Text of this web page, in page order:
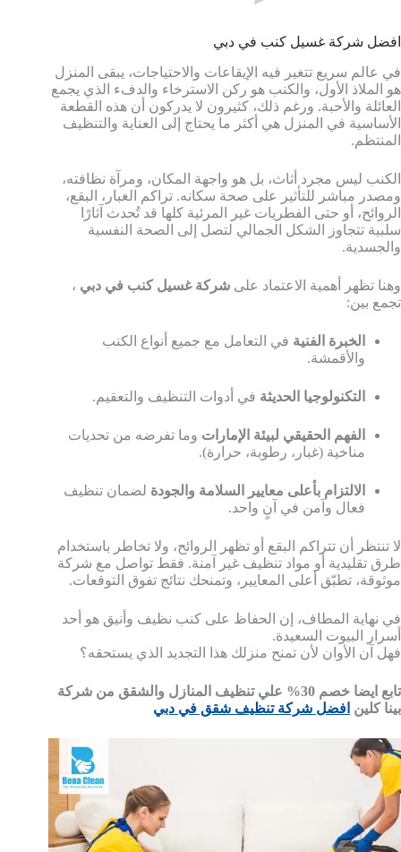
افضل شركة غسيل كنب في دبي
في عالم سريع تتغير فيه الإيقاعات والاحتياجات، يبقى المنزل
هو الملاذ الأول، والكنب هو ركن الاسترخاء والدفء الذي يجمع
العائلة والأحبة. ورغم ذلك، كثيرون لا يدركون أن هذه القطعة
الأساسية في المنزل هي أكثر ما يحتاج إلى العناية والتنظيف
المنتظم.
الكنب ليس مجرد أثاث، بل هو واجهة المكان، ومرآة نظافته،
ومصدر مباشر للتأثير على صحة سكانه. تراكم الغبار، البقع،
الروائح، أو حتى الفطريات غير المرئية كلها قد تُحدث آثارًا
سلبية تتجاوز الشكل الجمالي لتصل إلى الصحة النفسية
والجسدية.
وهنا تظهر أهمية الاعتماد على شركة غسيل كنب في دبي ،
تجمع بين:
الخبرة الفنية في التعامل مع جميع أنواع الكنب
والأقمشة.
التكنولوجيا الحديثة في أدوات التنظيف والتعقيم.
الفهم الحقيقي لبيئة الإمارات وما تفرضه من تحديات
مناخية (غبار، رطوبة، حرارة).
الالتزام بأعلى معايير السلامة والجودة لضمان تنظيف
فعال وآمن في آنٍ واحد.
لا تنتظر أن تتراكم البقع أو تظهر الروائح، ولا تخاطر باستخدام
طرق تقليدية أو مواد تنظيف غير آمنة. فقط تواصل مع شركة
موثوقة، تطبّق أعلى المعايير، وتمنحك نتائج تفوق التوقعات.
في نهاية المطاف، إن الحفاظ على كنب نظيف وأنيق هو أحد
أسرار البيوت السعيدة.
فهل آن الأوان لأن تمنح منزلك هذا التجديد الذي يستحقه؟
تابع ايضا خصم 30% علي تنظيف المنازل والشقق من شركة
بينا كلين افضل شركة تنظيف شقق في دبي